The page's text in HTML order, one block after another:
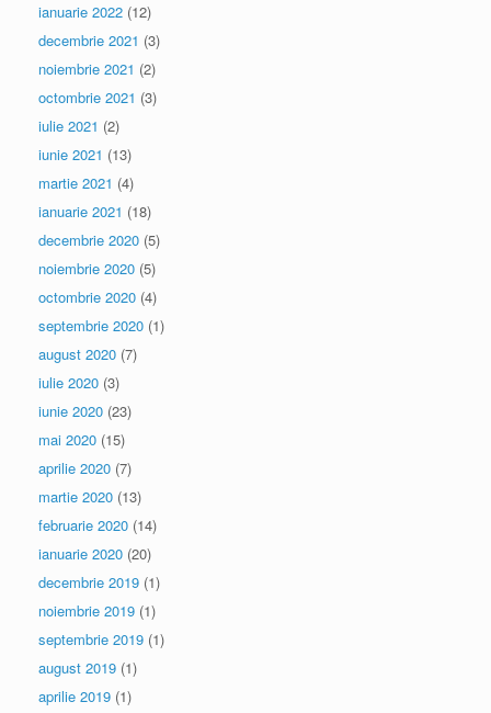
ianuarie 2022 (12)
decembrie 2021 (3)
noiembrie 2021 (2)
octombrie 2021 (3)
iulie 2021 (2)
iunie 2021 (13)
martie 2021 (4)
ianuarie 2021 (18)
decembrie 2020 (5)
noiembrie 2020 (5)
octombrie 2020 (4)
septembrie 2020 (1)
august 2020 (7)
iulie 2020 (3)
iunie 2020 (23)
mai 2020 (15)
aprilie 2020 (7)
martie 2020 (13)
februarie 2020 (14)
ianuarie 2020 (20)
decembrie 2019 (1)
noiembrie 2019 (1)
septembrie 2019 (1)
august 2019 (1)
aprilie 2019 (1)